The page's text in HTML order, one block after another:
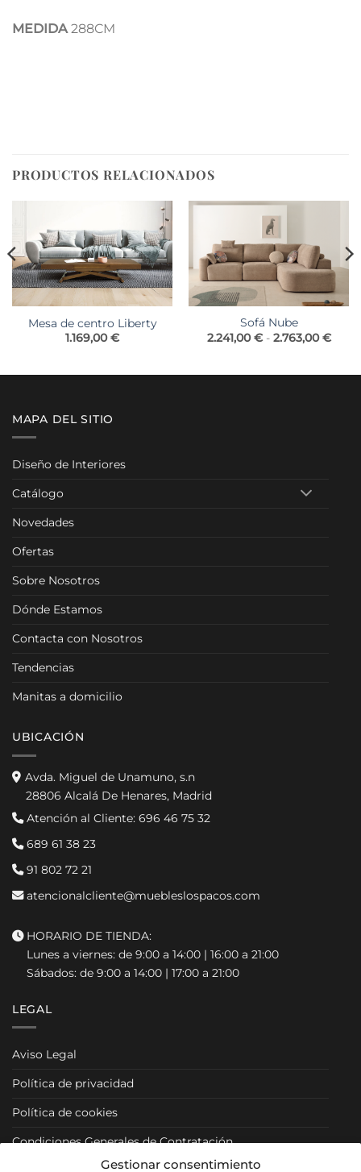
Gestionar consentimiento
MEDIDA288CM
PRODUCTOS RELACIONADOS
Mesa de centro Liberty
1.169,00€
Sofá Nube
2.241,00€ - 2.763,00€
MAPA DEL SITIO
Diseño de Interiores
Catálogo
Novedades
Ofertas
Sobre Nosotros
Dónde Estamos
Contacta con Nosotros
Tendencias
Manitas a domicilio
UBICACIÓN
Avda. Miguel de Unamuno, s.n
28806 Alcalá De Henares, Madrid
Atención al Cliente: 696 46 75 32
689 61 38 23
91 802 72 21
atencionalcliente@muebleslospacos.com
HORARIO DE TIENDA:
Lunes a viernes: de 9:00 a 14:00 | 16:00 a 21:00
Sábados: de 9:00 a 14:00 | 17:00 a 21:00
LEGAL
Aviso Legal
Política de privacidad
Política de cookies
Condiciones Generales de Contratación